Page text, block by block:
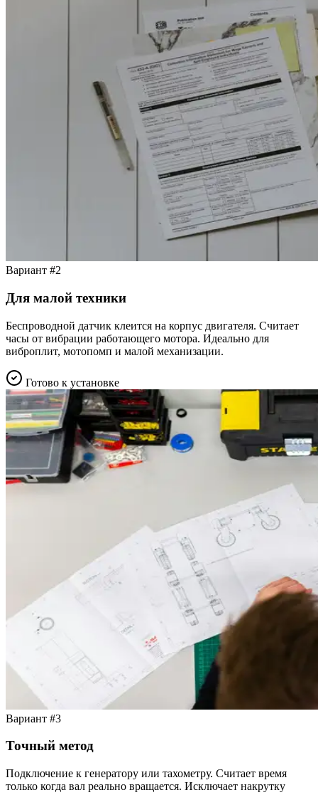
Вариант #2
Для малой техники
Беспроводной датчик клеится на корпус двигателя. Считает
часы от вибрации работающего мотора. Идеально для
виброплит, мотопомп и малой механизации.
Готово к установке
Вариант #3
Точный метод
Подключение к генератору или тахометру. Считает время
только когда вал реально вращается. Исключает накрутку